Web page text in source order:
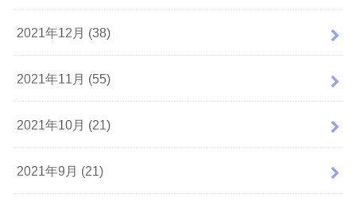
2021年12月 (38)
2021年11月 (55)
2021年10月 (21)
2021年9月 (21)